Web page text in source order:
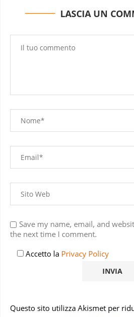
LASCIA UN
Save my name, email, and
the next time I comment.
Accetto la Privacy Policy
Questo sito utilizza Akismet per